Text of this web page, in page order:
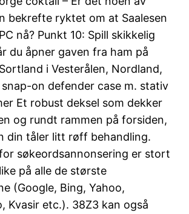
bekrefte ryktet om at Saalesen
nå? Punkt 10: Spill skikkelig
du åpner gaven fra ham på
i Vesterålen, Nordland,
on defender case m. stativ
Et robust deksel som dekker
og rundt rammen på forsiden,
din tåler litt røff behandling.
søkeordsannonsering er stort
på alle de største
(Google, Bing, Yahoo,
Kvasir etc.). 38Z3 kan også